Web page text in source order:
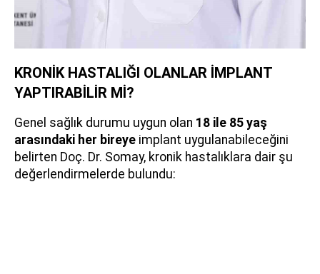
KRONİK HASTALIĞI OLANLAR İMPLANT
YAPTIRABİLİR Mİ?
Genel sağlık durumu uygun olan 18 ile 85 yaş
arasındaki her bireye implant uygulanabileceğini
belirten Doç. Dr. Somay, kronik hastalıklara dair şu
değerlendirmelerde bulundu: